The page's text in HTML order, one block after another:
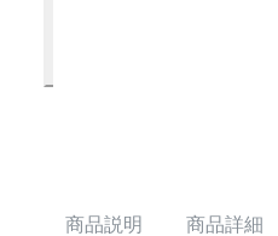
商品説明 商品詳細